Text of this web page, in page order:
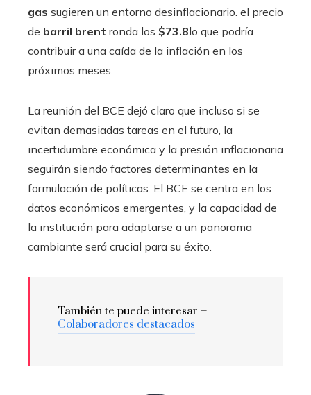
gas sugieren un entorno desinflacionario. el precio
de barril brent ronda los $73.8lo que podría
contribuir a una caída de la inflación en los
próximos meses.
La reunión del BCE dejó claro que incluso si se
evitan demasiadas tareas en el futuro, la
incertidumbre económica y la presión inflacionaria
seguirán siendo factores determinantes en la
formulación de políticas. El BCE se centra en los
datos económicos emergentes, y la capacidad de
la institución para adaptarse a un panorama
cambiante será crucial para su éxito.
También te puede interesar –
Colaboradores destacados